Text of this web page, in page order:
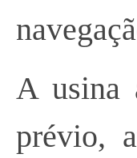
A usina
prévio,